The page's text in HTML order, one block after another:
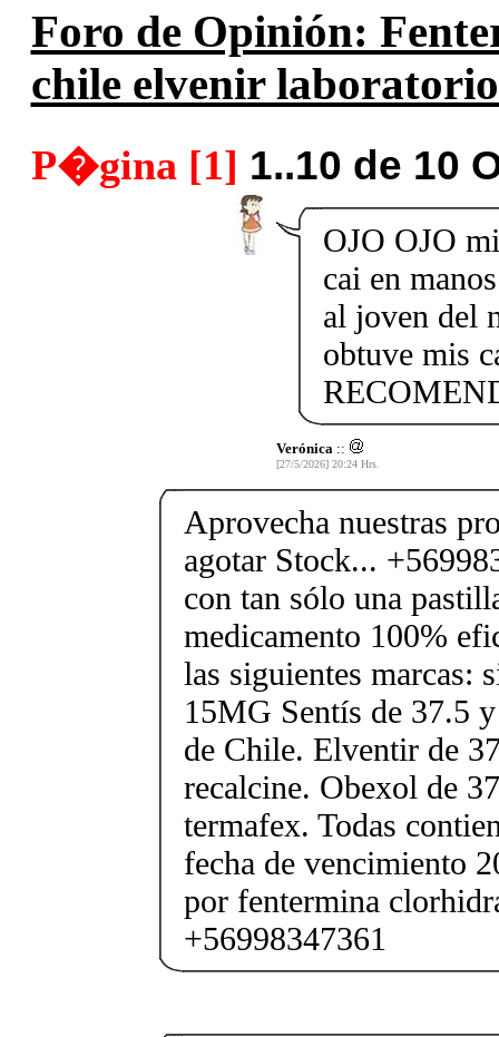
Foro de Opinión:
chile elvenir
P�gina [1] 1..10 de 10
OJO OJO
cai en
al joven del
obtuve mis
Verónica ::
[27/5/2026] 20:24 Hrs.
Aprovecha nuestras
agotar Stock...
con tan sólo una
medicamento 100%
las siguientes marcas:
15MG Sentís de 37.5
de Chile. Elventir de
recalcine. Obexol de
termafex. Todas
fecha de vencimiento
por fentermina
+56998347361